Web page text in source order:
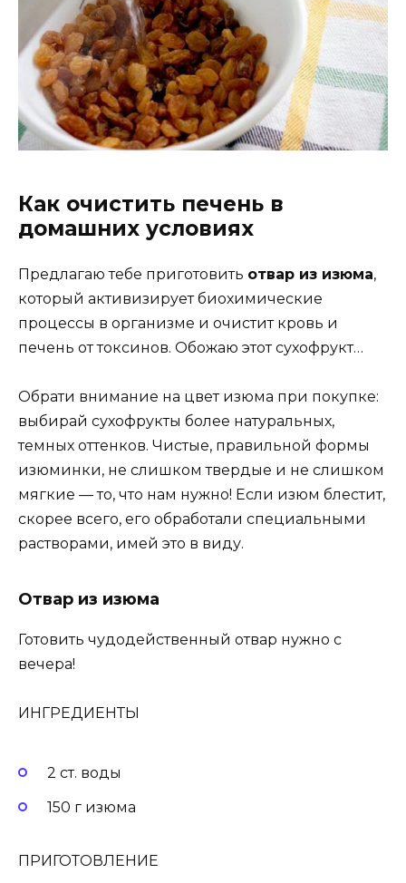
Как очистить печень в
домашних условиях
Предлагаю тебе приготовить отвар из изюма,
который активизирует биохимические
процессы в организме и очистит кровь и
печень от токсинов. Обожаю этот сухофрукт…
Обрати внимание на цвет изюма при покупке:
выбирай сухофрукты более натуральных,
темных оттенков. Чистые, правильной формы
изюминки, не слишком твердые и не слишком
мягкие — то, что нам нужно! Если изюм блестит,
скорее всего, его обработали специальными
растворами, имей это в виду.
Отвар из изюма
Готовить чудодейственный отвар нужно с
вечера!
ИНГРЕДИЕНТЫ
2 ст. воды
150 г изюма
ПРИГОТОВЛЕНИЕ